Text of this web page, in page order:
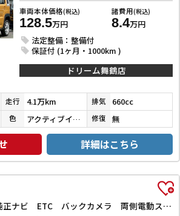
車両本体価格(税込)
128.5万円
諸費用(税込)
8.4万円
法定整備：整備付
保証付 (1ヶ月・1000km )
ドリーム舞鶴店
走行 4.1万km 排気 660cc
色 アクティブイエロー／ホワイト 修復 無
詳細はこちら
カスタムRS SAIII 純正ナビ ETC バックカメラ 両側電動スライドドア TV クリアランスソナー 衝突被害軽減システム オートライト LEDヘッドランプ スマートキー アイドリングストップ シートヒーター